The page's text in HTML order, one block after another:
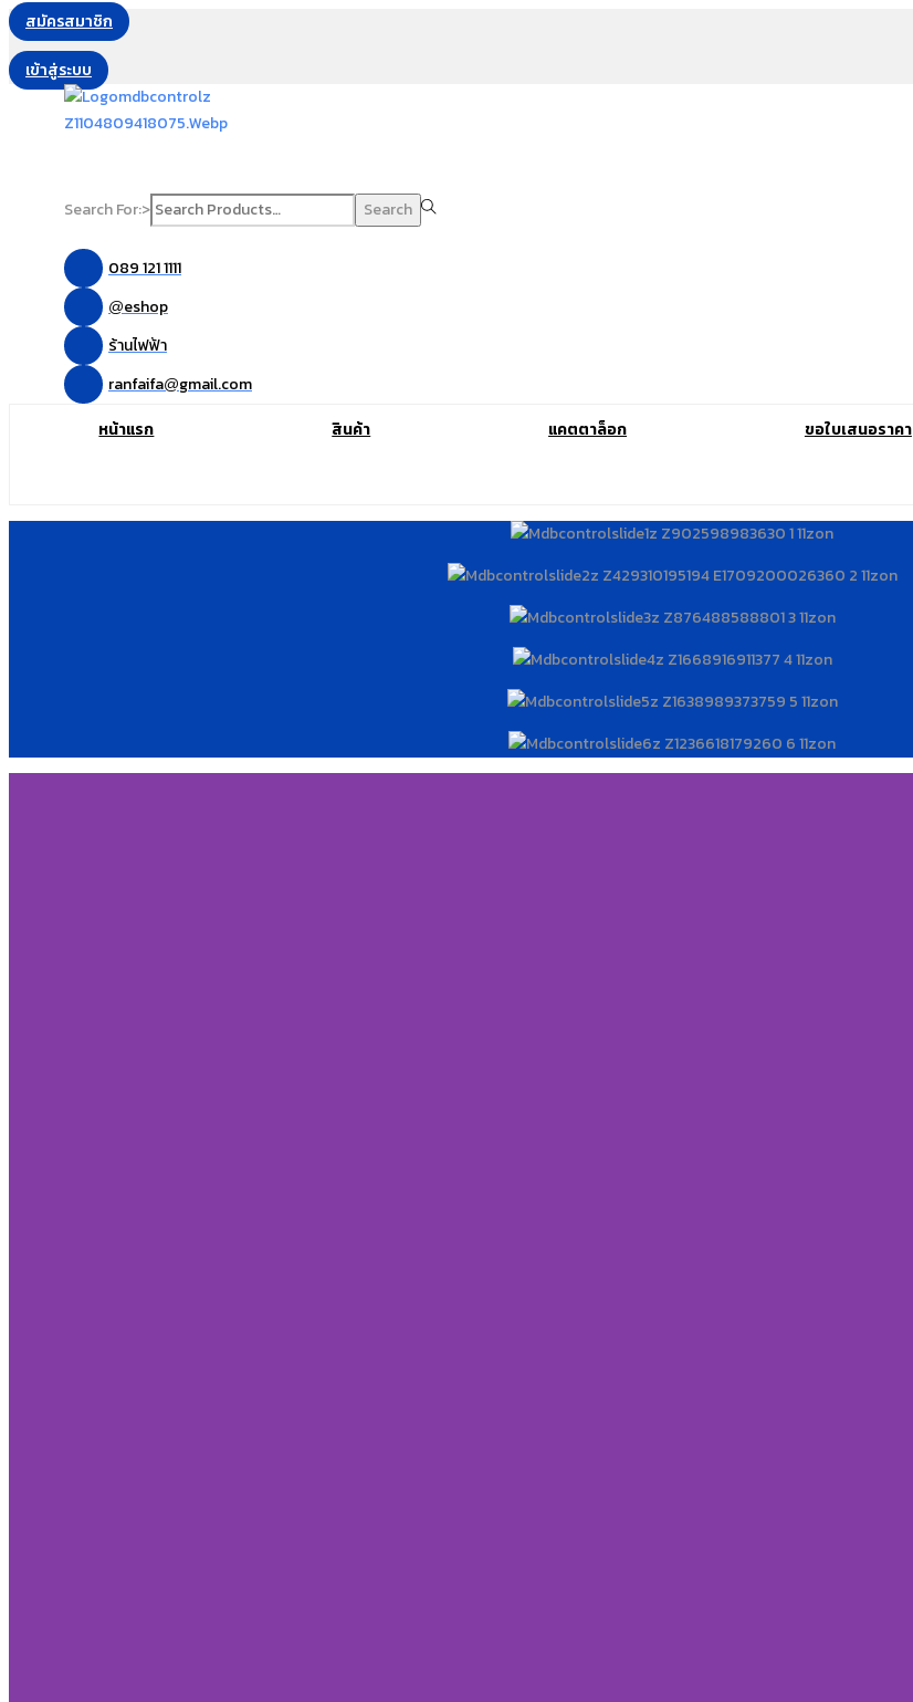
สมัครสมาชิก
เข้าสู่ระบบ
Search For:> Search
089 121 1111
@eshop
ร้านไฟฟ้า
ranfaifa@gmail.com
หน้าแรก
สินค้า แคตตาล็อก ขอใบเสนอราคา